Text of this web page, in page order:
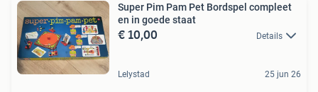
Super Pim Pam Pet Bordspel compleet
en in goede staat
€ 10,00 Details
Lelystad 25 jun 26